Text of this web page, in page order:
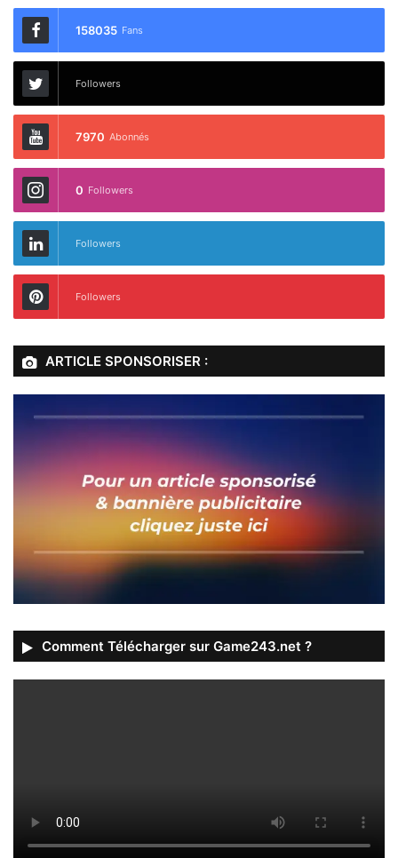
158035 Fans
Followers
7970 Abonnés
0 Followers
Followers
Followers
ARTICLE SPONSORISER :
Comment Télécharger sur Game243.net ?